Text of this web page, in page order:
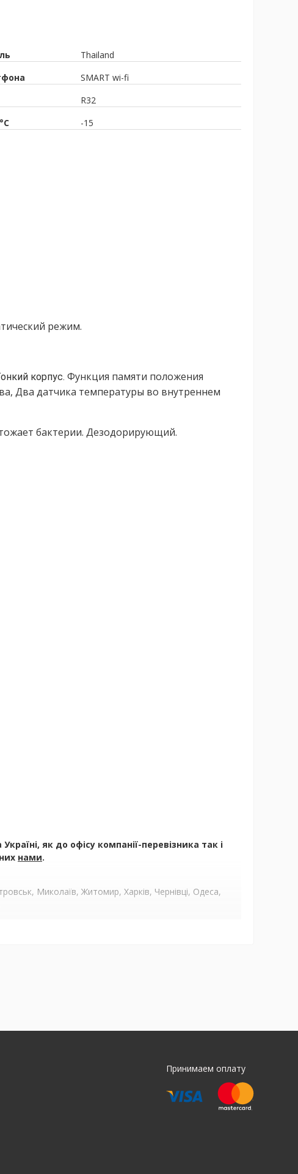
Thailand
SMART wi-fi
R32
-15
режим.
корпус. Функция памяти положения
Два датчика температуры во внутреннем
бактерии. Дезодорирующий.
як до офісу компанії-перевізника так і
нами.
Миколаїв, Житомир, Харків, Чернівці, Одеса,
Принимаем оплату